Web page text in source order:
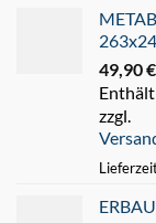
49,90€
zzgl.